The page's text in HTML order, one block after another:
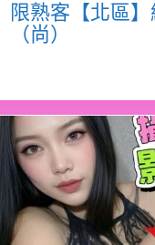
限熟客【北區
（尚）